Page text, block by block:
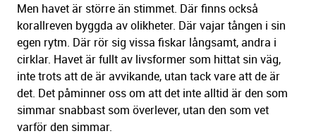
Men havet är större än stimmet. Där finns också
korallreven byggda av olikheter. Där vajar tången i sin
egen rytm. Där rör sig vissa fiskar långsamt, andra i
cirklar. Havet är fullt av livsformer som hittat sin väg,
inte trots att de är avvikande, utan tack vare att de är
det. Det påminner oss om att det inte alltid är den som
simmar snabbast som överlever, utan den som vet
varför den simmar.